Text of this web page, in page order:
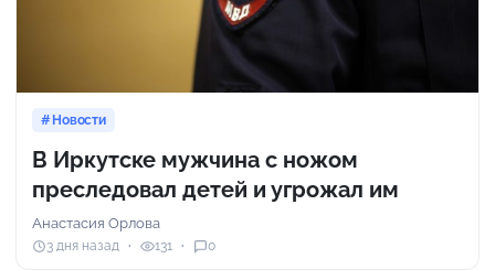
Новости
В Иркутске мужчина с ножом
преследовал детей и угрожал им
Анастасия Орлова
3 дня назад 131 0